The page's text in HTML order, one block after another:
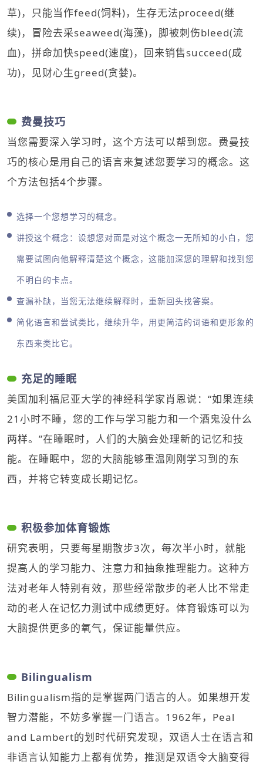
草)，只能当作feed(饲料)，生存无法proceed(继
续)，冒险去采seaweed(海藻)，脚被刺伤bleed(流
血)，拼命加快speed(速度)，回来销售succeed(成
功)，见财心生greed(贪婪)。
费曼技巧
当您需要深入学习时，这个方法可以帮到您。费曼技
巧的核心是用自己的语言来复述您要学习的概念。这
个方法包括4个步骤。
选择一个您想学习的概念。
讲授这个概念：设想您对面是对这个概念一无所知的小白，您
需要试图向他解释清楚这个概念，这能加深您的理解和找到您
不明白的卡点。
查漏补缺，当您无法继续解释时，重新回头找答案。
简化语言和尝试类比，继续升华，用更简洁的词语和更形象的
东西来类比它。
充足的睡眠
美国加利福尼亚大学的神经科学家肖恩说：“如果连续
21小时不睡，您的工作与学习能力和一个酒鬼没什么
两样。”在睡眠时，人们的大脑会处理新的记忆和技
能。在睡眠中，您的大脑能够重温刚刚学习到的东
西，并将它转变成长期记忆。
积极参加体育锻炼
研究表明，只要每星期散步3次，每次半小时，就能
提高人的学习能力、注意力和抽象推理能力。这种方
法对老年人特别有效，那些经常散步的老人比不常走
动的老人在记忆力测试中成绩更好。体育锻炼可以为
大脑提供更多的氧气，保证能量供应。
Bilingualism
Bilingualism指的是掌握两门语言的人。如果想开发
智力潜能，不妨多掌握一门语言。1962年，Peal
and Lambert的划时代研究发现，双语人士在语言和
非语言认知能力上都有优势，推测是双语令大脑变得